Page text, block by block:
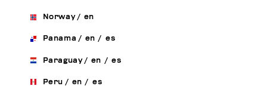
Norway / en
Panama / en / es
Paraguay / en / es
Peru / en / es